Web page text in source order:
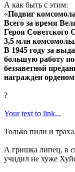
А как быть с этим:
«Подвиг
Всего за время
Героя Советского
3,5 млн
В 1945 году за
большую работу
беззаветной
награжден
?
Your text to link...
Только пили и
А гришка липец, в
учидил не хуже